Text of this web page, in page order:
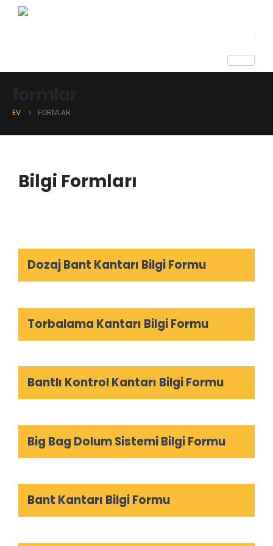
EV FORMLAR
Bilgi Formları
Dozaj Bant Kantarı Bilgi Formu
Torbalama Kantarı Bilgi Formu
Bantlı Kontrol Kantarı Bilgi Formu
Big Bag Dolum Sistemi Bilgi Formu
Bant Kantarı Bilgi Formu